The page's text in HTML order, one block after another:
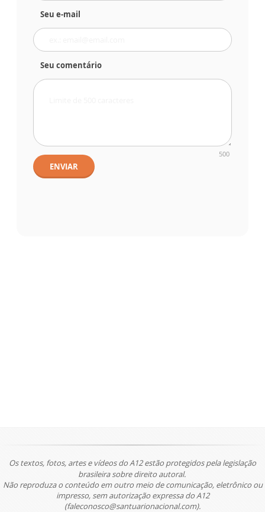
Seu e-mail
Seu comentário
500
ENVIAR
Os textos, fotos, artes e vídeos do A12 estão protegidos pela legislação
brasileira sobre direito autoral.
Não reproduza o conteúdo em outro meio de comunicação, eletrônico ou
impresso, sem autorização expressa do A12
(faleconosco@santuarionacional.com).